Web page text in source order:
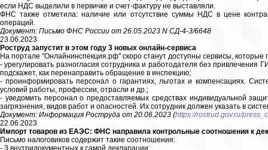
если НДС выделили в первичке и счет-фактуру не выставляли.
ФНС также отметила: наличие или отсутствие суммы НДС в цене
операций.
Документ: Письмо ФНС России от 26.05.2023 N СД-4-3/6648
23.06.2023
Роструд запустит в этом году 3 новых онлайн-сервиса
На портале "Онлайнинспекция.рф" скоро станут доступны сервисы, которые
- урегулировать разногласия сотрудника и работодателя без привлечения
подскажет, как перенаправить обращение в инспекцию;
- проинформировать персонал о гарантиях, льготах и компенсациях.
условий работы, профессии, отрасли и др.;
- уведомить персонал о предоставляемых средствах индивидуальной
загрязнения, видов работ и опасностей. Их сотрудник должен указать в
Документ: Информация Роструда от 20.06.2023 (https://rostrud.gov.ru/
22.06.2023
Импорт товаров из ЕАЭС: ФНС направила контрольные соотношения к
Письмо налоговиков содержит такие соотношения:
- 3 внутридокументных к самой декларации;